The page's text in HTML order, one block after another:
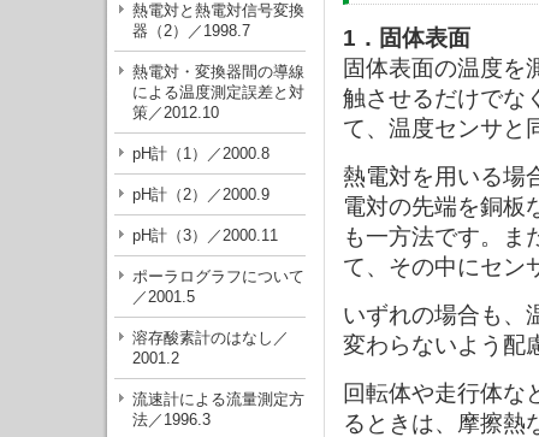
熱電対と熱電対信号変換
器（2）／1998.7
熱電対・変換器間の導線
による温度測定誤差と対
策／2012.10
pH計（1）／2000.8
pH計（2）／2000.9
pH計（3）／2000.11
ポーラログラフについて
／2001.5
溶存酸素計のはなし／
2001.2
流速計による流量測定方
法／1996.3
1．固体表面
固体表面の温度を
触させるだけでな
て、温度センサと
熱電対を用いる場
電対の先端を銅板
も一方法です。ま
て、その中にセン
いずれの場合も、
変わらないよう配
回転体や走行体な
るときは、摩擦熱